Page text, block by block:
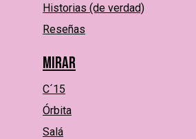
Historias (de verdad)
Reseñas
Mirar
C´15
Órbita
Salá